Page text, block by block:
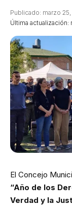
Última actualización:
Publicado: marzo
El Concejo
“Año de los
Verdad y la